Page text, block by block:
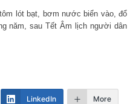
lót bạt, bơm nước biển vào, đổ
năm, sau Tết Âm lịch người dân
LinkedIn More